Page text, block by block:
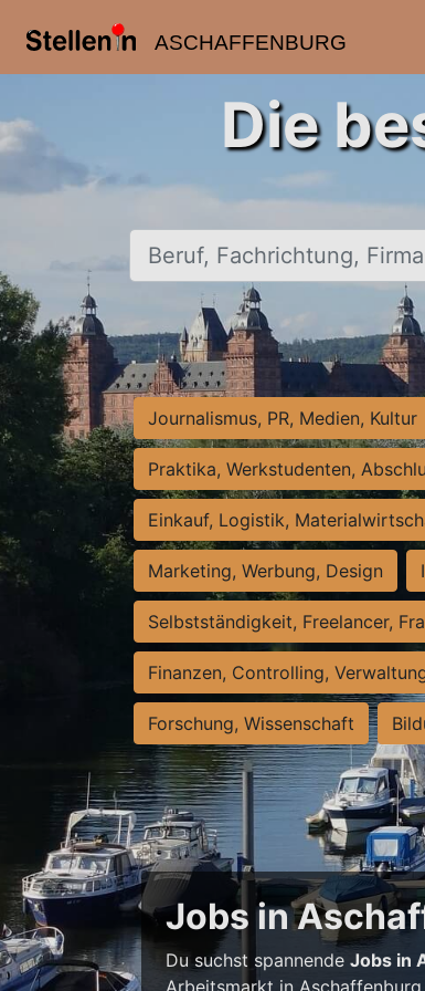
ASCHAFFENBURG
Die
Beruf, Fachrichtung, Firma
Journalismus, PR, Medien, Kultur
Praktika, Werkstudenten,
Einkauf, Logistik,
Marketing, Werbung, Design
Selbstständigkeit, Freelancer,
Finanzen, Controlling,
Forschung, Wissenschaft
Jobs in
Du suchst spannendeJobs in